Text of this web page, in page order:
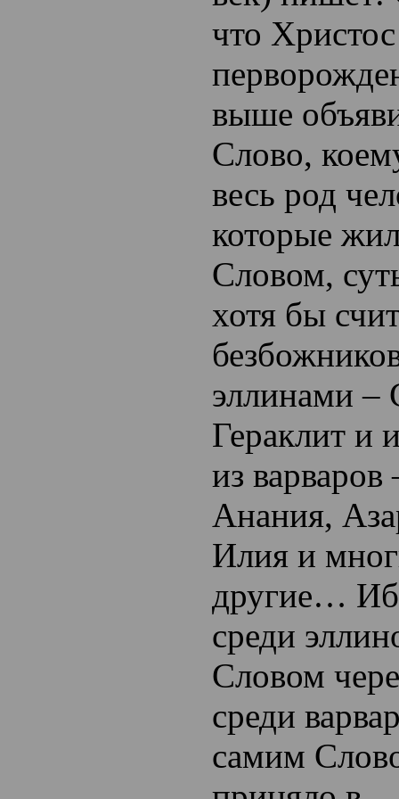
что Христос
выше
Слово,
весь род
которые
Словом,
хотя бы
эллинами –
Гераклит и
из
Анания,
Илия и
другие…
среди
Словом
среди
самим